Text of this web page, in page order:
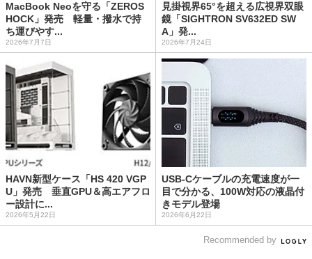
MacBook Neoを守る「ZEROS
HOCK」発売 軽量・撥水で持
ち運びやす...
2026年7月7日
見掛視界65°を超える広視界双眼
鏡「SIGHTRON SV632ED SW
A」発...
2026年7月24日
HAVN新型ケース「HS 420 VGP
U」発売 垂直GPU＆高エアフロ
ー設計に...
2026年5月22日
USB-Cケーブルの充電速度が一
目で分かる、100W対応の液晶付
きモデル登場
2026年6月22日
Recommended by